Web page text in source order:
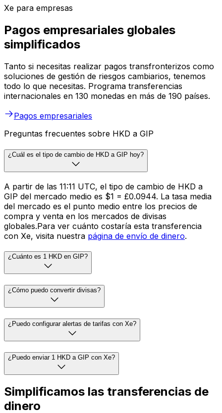
Xe para empresas
Pagos empresariales globales
simplificados
Tanto si necesitas realizar pagos transfronterizos como
soluciones de gestión de riesgos cambiarios, tenemos
todo lo que necesitas. Programa transferencias
internacionales en 130 monedas en más de 190 países.
Pagos empresariales
Preguntas frecuentes sobre HKD a GIP
¿Cuál es el tipo de cambio de HKD a GIP hoy?
A partir de las 11:11 UTC, el tipo de cambio de HKD a
GIP del mercado medio es $1 = £0.0944. La tasa media
del mercado es el punto medio entre los precios de
compra y venta en los mercados de divisas
globales.Para ver cuánto costaría esta transferencia
con Xe, visita nuestra página de envío de dinero.
¿Cuánto es 1 HKD en GIP?
¿Cómo puedo convertir divisas?
¿Puedo configurar alertas de tarifas con Xe?
¿Puedo enviar 1 HKD a GIP con Xe?
Simplificamos las transferencias de
dinero